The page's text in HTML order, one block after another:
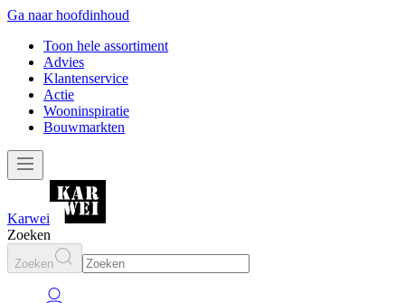
Ga naar hoofdinhoud
Toon hele assortiment
Advies
Klantenservice
Actie
Wooninspiratie
Bouwmarkten
Karwei
Zoeken
Zoeken